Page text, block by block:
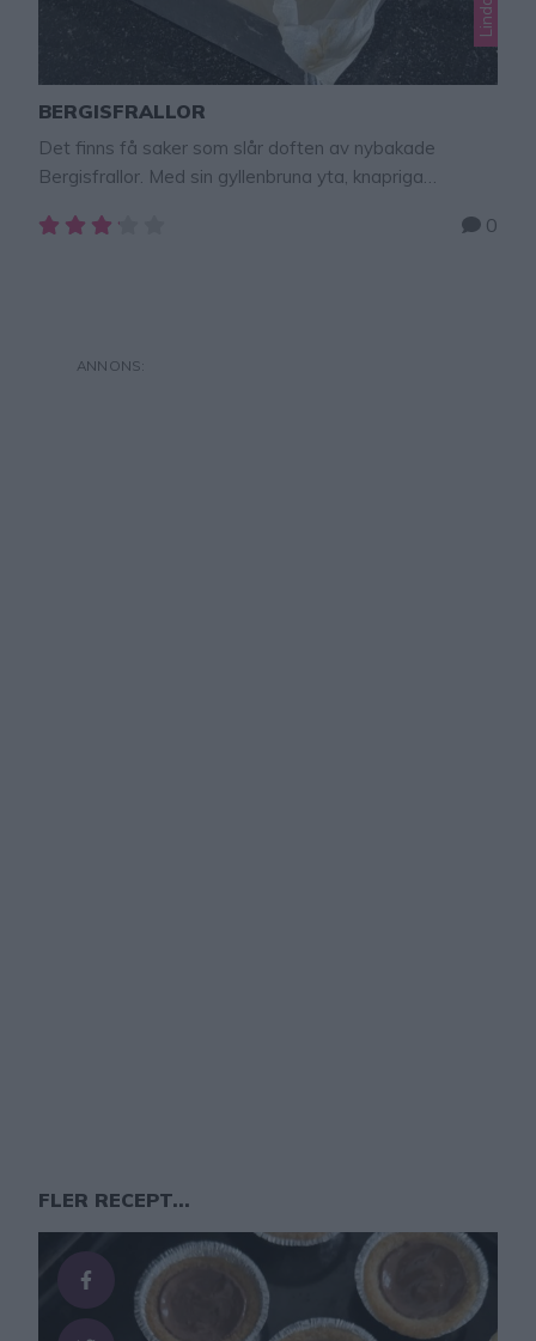
BERGISFRALLOR
Det finns få saker som slår doften av nybakade
Bergisfrallor. Med sin gyllenbruna yta, knapriga
frukostlyxen. Receptet är enkelt och ger ett proffsigt 0
FLER RECEPT...